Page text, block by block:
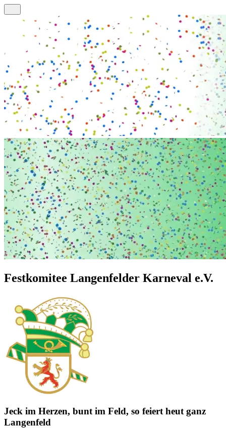
Festkomitee Langenfelder Karneval e.V.
Jeck im Herzen, bunt im Feld, so feiert heut ganz
Langenfeld